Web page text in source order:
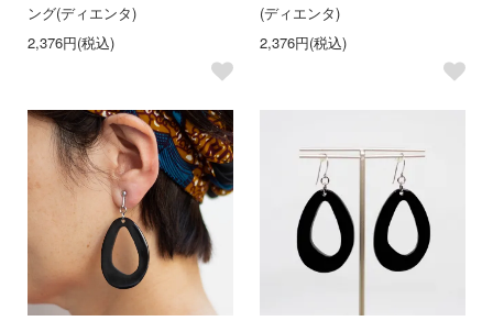
ング(ディエンタ)
2,376円(税込)
(ディエンタ)
2,376円(税込)